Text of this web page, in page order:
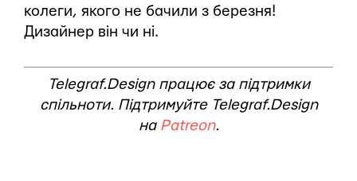
колеги, якого не бачили з березня!
Дизайнер він чи ні.
Telegraf.Design працює за підтримки
спільноти. Підтримуйте Telegraf.Design
на Patreon.